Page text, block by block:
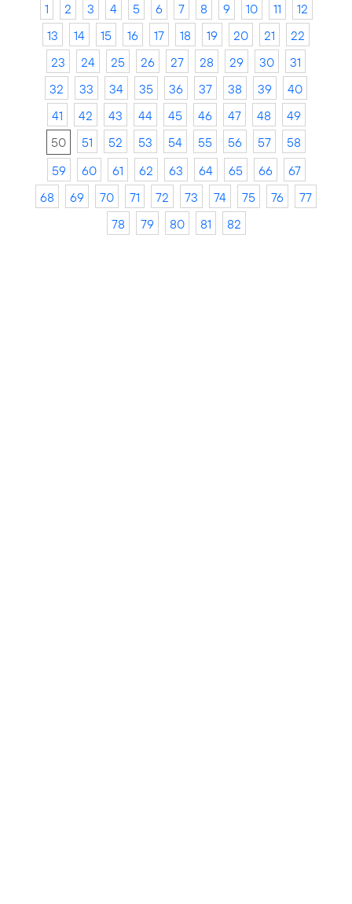
1 2 3 4 5 6 7 8 9 10 11
12
13
14 15 16 17 18 19 20 21
22
23
24 25 26 27 28 29 30
31
32
33 34 35 36 37 38 39
40
41
42 43 44 45 46 47 48
49
50
51 52 53 54 55 56 57
58
59
60 61 62 63 64 65 66
67
68
69 70 71 72 73 74 75 76
77
78
79 80 81 82